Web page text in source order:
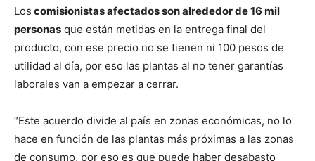
Los comisionistas afectados son alrededor de 16 mil
personas que están metidas en la entrega final del
producto, con ese precio no se tienen ni 100 pesos de
utilidad al día, por eso las plantas al no tener garantías
laborales van a empezar a cerrar.
“Este acuerdo divide al país en zonas económicas, no lo
hace en función de las plantas más próximas a las zonas
de consumo, por eso es que puede haber desabasto